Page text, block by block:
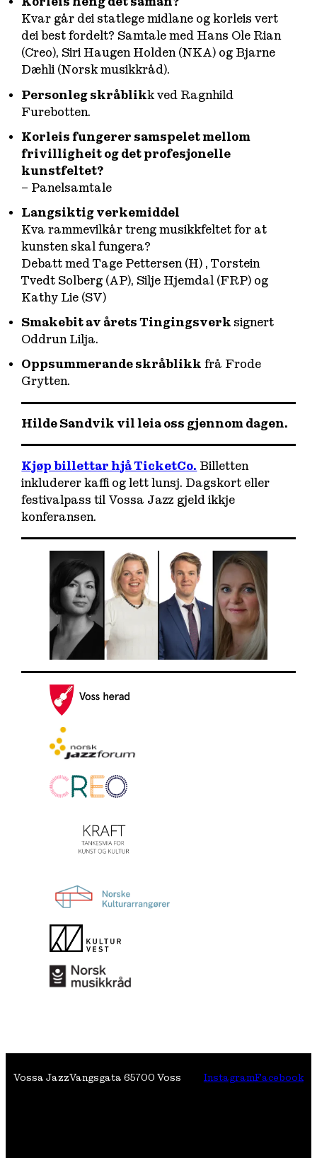
Kvar går dei statlege midlane og korleis vert
dei best fordelt? Samtale med Hans Ole Rian
(Creo), Siri Haugen Holden (NKA) og Bjarne
Dæhli (Norsk musikkråd).
Personleg skråblikk ved Ragnhild
Furebotten.
Korleis fungerer samspelet mellom
frivilligheit og det profesjonelle
kunstfeltet?
– Panelsamtale
Langsiktig verkemiddel
Kva rammevilkår treng musikkfeltet for at
kunsten skal fungera?
Debatt med Tage Pettersen (H) , Torstein
Tvedt Solberg (AP), Silje Hjemdal (FRP) og
Kathy Lie (SV)
Smakebit av årets Tingingsverk signert
Oddrun Lilja.
Oppsummerande skråblikk frå Frode
Grytten.
Hilde Sandvik vil leia oss gjennom dagen.
Kjøp billettar hjå TicketCo. Billetten
inkluderer kaffi og lett lunsj. Dagskort eller
festivalpass til Vossa Jazz gjeld ikkje
konferansen.
Vossa JazzVangsgata 65700 Voss InstagramFacebook